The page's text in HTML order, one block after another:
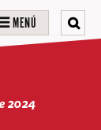
MENÚ
2024